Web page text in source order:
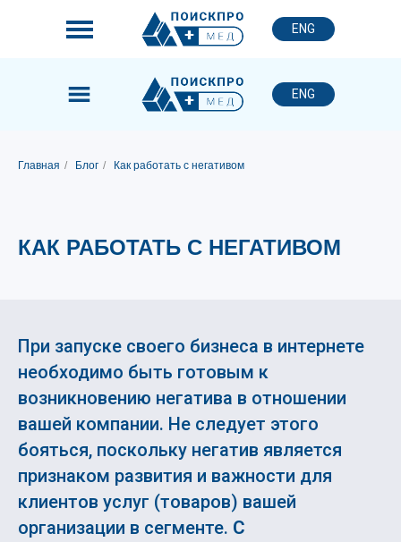
ENG
ENG
Главная / Блог / Как работать с негативом
КАК РАБОТАТЬ С НЕГАТИВОМ
При запуске своего бизнеса в интернете
необходимо быть готовым к
возникновению негатива в отношении
вашей компании. Не следует этого
бояться, поскольку негатив является
признаком развития и важности для
клиентов услуг (товаров) вашей
организации в сегменте. С